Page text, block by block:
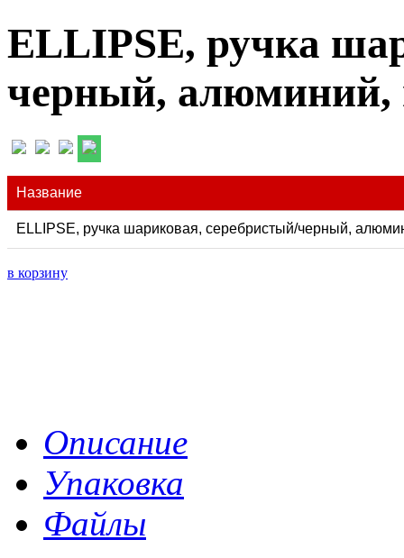
ELLIPSE, ручка
черный, алюминий,
Название
ELLIPSE, ручка шариковая, серебристый/черный,
в корзину
Описание
Упаковка
Файлы